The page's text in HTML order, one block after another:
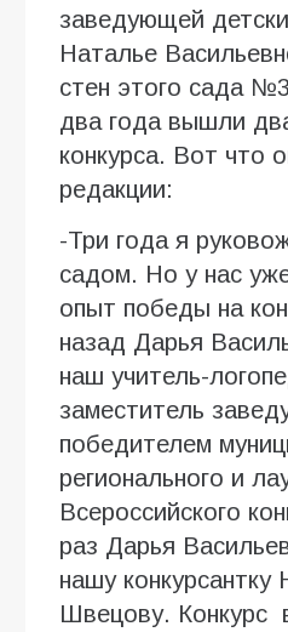
заведующей
Наталье
стен этого сада
два года вышли
конкурса. Вот что
редакции:
-Три года я
садом. Но у нас
опыт победы на
назад Дарья
наш учитель-
заместитель
победителем
регионального и
Всероссийского
раз Дарья
нашу конкурсантку
Швецову. Конкурс